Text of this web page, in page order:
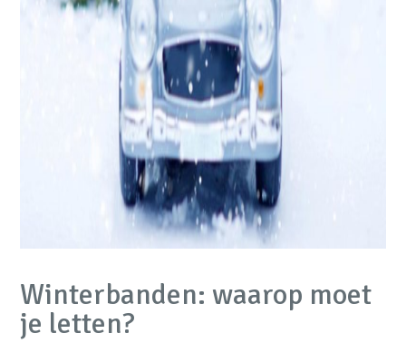
Winterbanden: waarop moet
je letten?